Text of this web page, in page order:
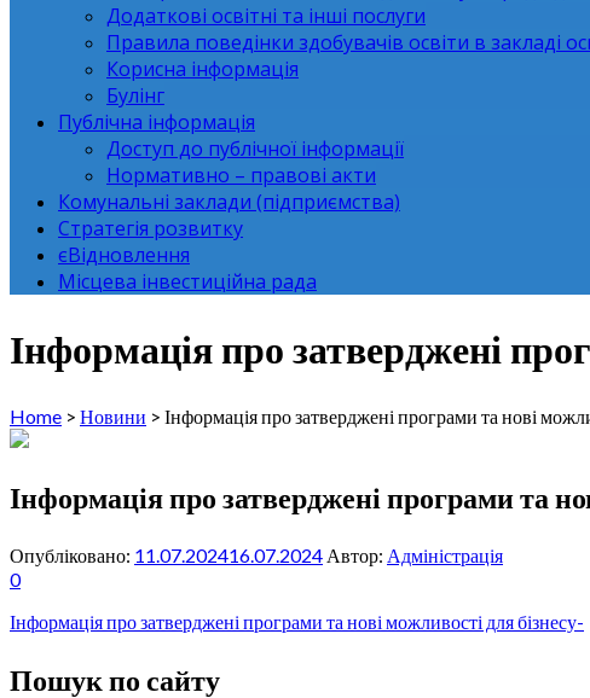
Додаткові освітні та інші послуги
Правила поведінки здобувачів освіти в закладі
Корисна інформація
Булінг
Публічна інформація
Доступ до публічної інформації
Нормативно – правові акти
Комунальні заклади (підприємства)
Стратегія розвитку
єВідновлення
Місцева інвестиційна рада
Інформація про затверджені
Home > Новини > Інформація про затверджені програми та нові
Інформація про затверджені програми та
Опубліковано: 11.07.202416.07.2024 Автор: Адміністрація
0
Інформація про затверджені програми та нові можливості для бізнесу-
Пошук по сайту